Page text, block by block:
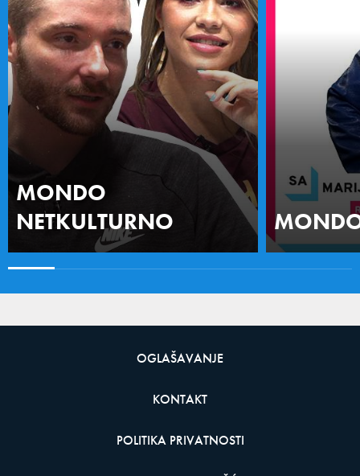
MONDO
NETKULTURNO
OGLAŠAVANJE
KONTAKT
POLITIKA PRIVATNOSTI